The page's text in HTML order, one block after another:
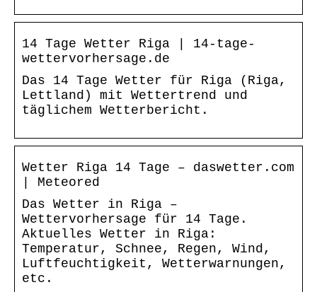
14 Tage Wetter Riga | 14-tage-
wettervorhersage.de
Das 14 Tage Wetter für Riga (Riga,
Lettland) mit Wettertrend und
täglichem Wetterbericht.
Wetter Riga 14 Tage – daswetter.com
| Meteored
Das Wetter in Riga –
Wettervorhersage für 14 Tage.
Aktuelles Wetter in Riga:
Temperatur, Schnee, Regen, Wind,
Luftfeuchtigkeit, Wetterwarnungen,
etc.